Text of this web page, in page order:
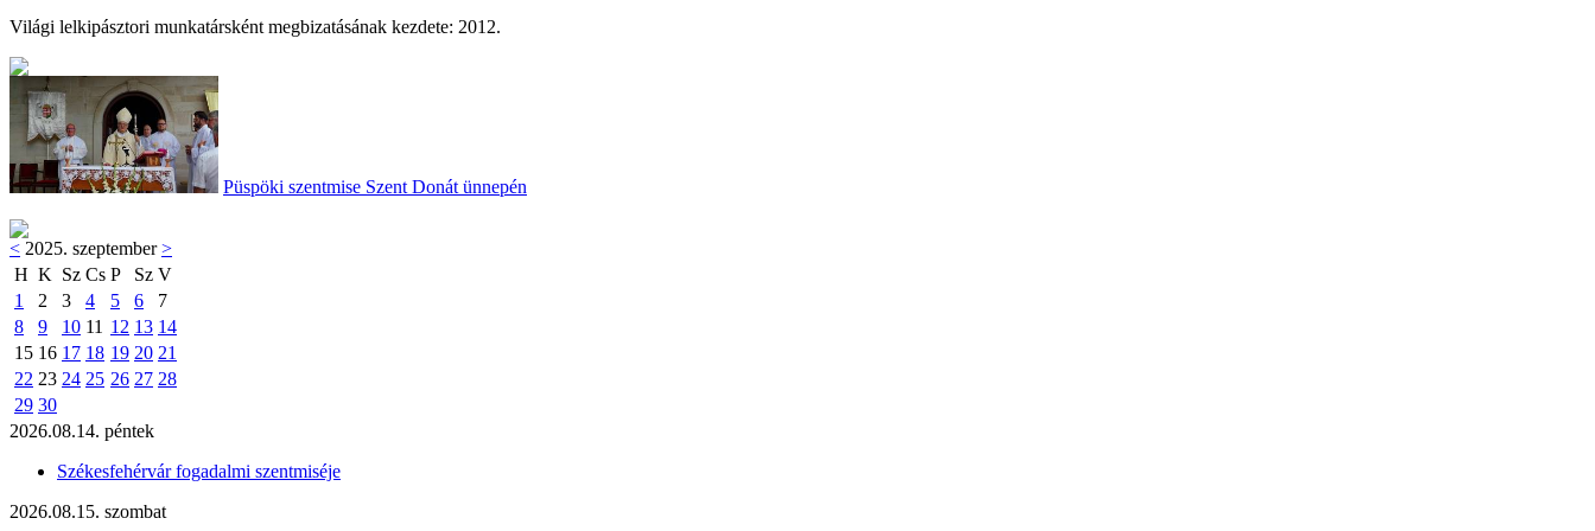
Világi lelkipásztori munkatársként megbizatásának kezdete: 2012.
Püspöki szentmise Szent Donát ünnepén
< 2025. szeptember>
H K Sz Cs P Sz V
1
2 3 4 5 6
7
8
9 10 11 12 13 14
15 16 17 18 19 20 21
22 23 24 25 26 27 28
29 30
2026.08.14. péntek
Székesfehérvár fogadalmi szentmiséje
2026.08.15. szombat